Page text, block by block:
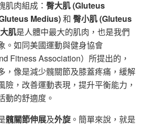
肌肉組成： 臀大肌 (Gluteus
Medius)和 臀小肌 (Gluteus
肌是人體中最大的肌肉，也是我們
。如同美國運動與健身協會
Fitness Association）所提出的，
，像是減少髖關節及膝蓋疼痛，緩解
險，改善運動表現，提升平衡能力，
動的舒適度。
髖關節伸展及外旋。簡單來說，就是